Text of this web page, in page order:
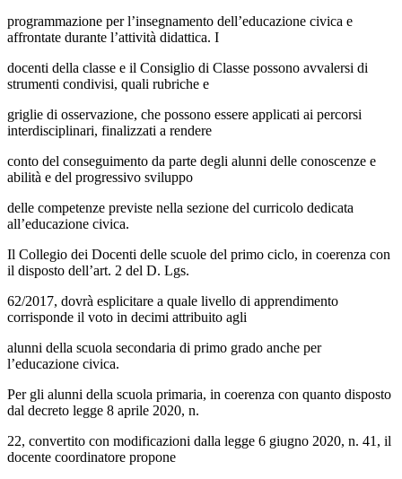
programmazione per l’insegnamento dell’educazione civica e
affrontate durante l’attività didattica. I
docenti della classe e il Consiglio di Classe possono avvalersi di
strumenti condivisi, quali rubriche e
griglie di osservazione, che possono essere applicati ai percorsi
interdisciplinari, finalizzati a rendere
conto del conseguimento da parte degli alunni delle conoscenze e
abilità e del progressivo sviluppo
delle competenze previste nella sezione del curricolo dedicata
all’educazione civica.
Il Collegio dei Docenti delle scuole del primo ciclo, in coerenza con
il disposto dell’art. 2 del D. Lgs.
62/2017, dovrà esplicitare a quale livello di apprendimento
corrisponde il voto in decimi attribuito agli
alunni della scuola secondaria di primo grado anche per
l’educazione civica.
Per gli alunni della scuola primaria, in coerenza con quanto disposto
dal decreto legge 8 aprile 2020, n.
22, convertito con modificazioni dalla legge 6 giugno 2020, n. 41, il
docente coordinatore propone